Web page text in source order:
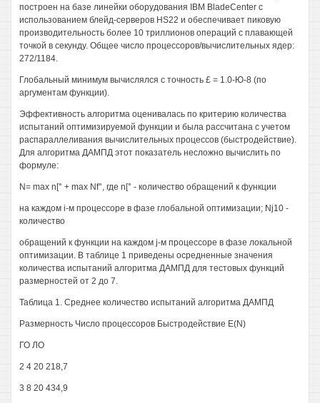
построен на базе линейки оборудования IBM BladeCenter с
использованием блейд-серверов HS22 и обеспечивает пиковую
производительность более 10 триллионов операций с плавающей
точкой в секунду. Общее число процессоров/вычислительных ядер:
272/1184.
Глобальный минимум вычислялся с точность £ = 1.0-Ю-8 (по
аргументам функции).
Эффективность алгоритма оценивалась по критерию количества
испытаний оптимизируемой функции и была рассчитана с учетом
распараллеливания вычислительных процессов (быстродействие).
Для алгоритма ДАМПД этот показатель несложно вычислить по
формуле:
N= max n[° + max Nf°, где n[° - количество обращений к функции
на каждом i-м процессоре в фазе глобальной оптимизации; Nj10 -
количество
обращений к функции на каждом j-м процессоре в фазе локальной
оптимизации. В таблице 1 приведены осредненные значения
количества испытаний алгоритма ДАМПД для тестовых функций
размерностей от 2 до 7.
Таблица 1. Среднее количество испытаний алгоритма ДАМПД
Размерность Число процессоров Быстродействие E(N)
ГО ЛО
2 4 20 218,7
3 8 20 434,9